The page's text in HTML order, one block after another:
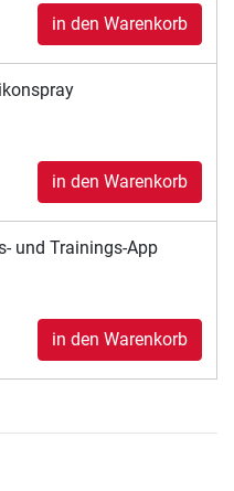
in den Warenkorb
in den Warenkorb
und Trainings-App
in den Warenkorb